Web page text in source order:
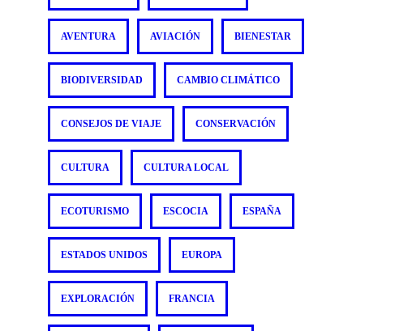
AVENTURA AVIACIÓN BIENESTAR
BIODIVERSIDAD CAMBIO CLIMÁTICO
CONSEJOS DE VIAJE CONSERVACIÓN
CULTURA CULTURA LOCAL
ECOTURISMO ESCOCIA ESPAÑA
ESTADOS UNIDOS EUROPA
EXPLORACIÓN FRANCIA